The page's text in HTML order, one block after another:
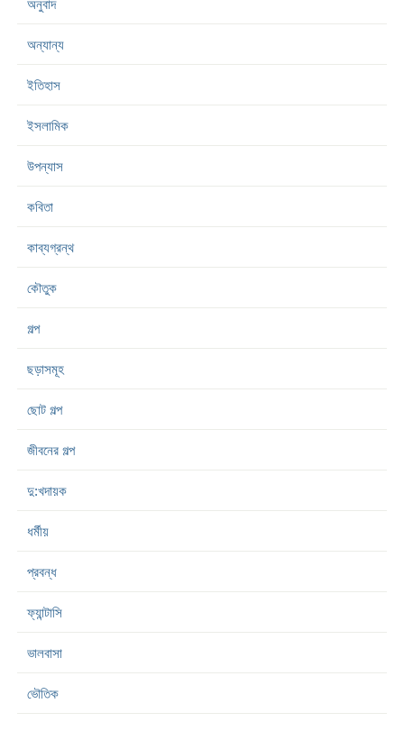
অনুবাদ
অন্যান্য
ইতিহাস
ইসলামিক
উপন্যাস
কবিতা
কাব্যগ্রন্থ
কৌতুক
গল্প
ছড়াসমূহ
ছোট গল্প
জীবনের গল্প
দু:খদায়ক
ধর্মীয়
প্রবন্ধ
ফ্যান্টাসি
ভালবাসা
ভৌতিক